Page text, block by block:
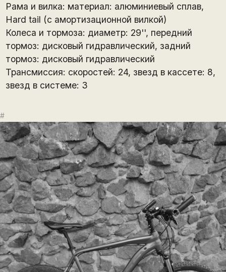
Рама и вилка: материал: алюминиевый сплав,
Hard tail (с амортизационной вилкой)
Колеса и тормоза: диаметр: 29'', передний
тормоз: дисковый гидравлический, задний
тормоз: дисковый гидравлический
Трансмиссия: скоростей: 24, звезд в кассете: 8,
звезд в системе: 3
#